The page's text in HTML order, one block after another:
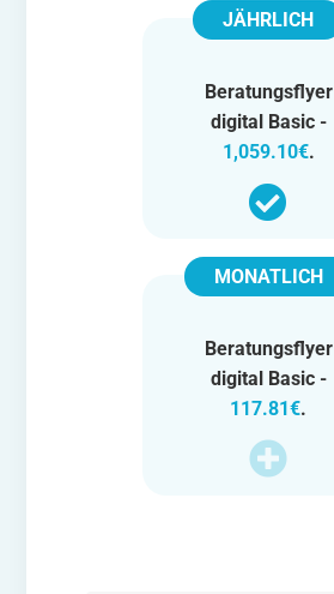
JÄHRLICH
Beratungsflyer
digital Basic -
1,059.10€.
MONATLICH
Beratungsflyer
digital Basic -
117.81€.